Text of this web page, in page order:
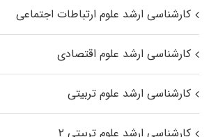
کارشناسی ارشد علوم ارتباطات اجتماعی
کارشناسی ارشد علوم اقتصادی
کارشناسی ارشد علوم تربیتی
کارشناسی ارشد علوم تربیتی ۲